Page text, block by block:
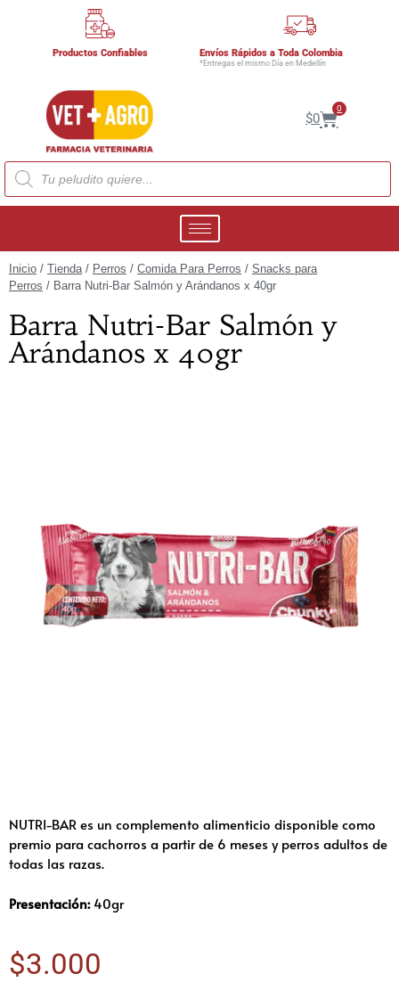
Productos Confiables Envíos Rápidos a Toda Colombia
*Entregas el mismo Día en Medellín
$0
0
Inicio / Tienda/ Perros / Comida Para Perros / Snacks para
Perros / Barra Nutri-Bar Salmón y Arándanos x 40gr
Barra Nutri-Bar Salmón y
Arándanos x 40gr
NUTRI-BAR es un complemento alimenticio disponible como
premio para cachorros a partir de 6 meses y perros adultos de
todas las razas.
Presentación:40gr
$3.000